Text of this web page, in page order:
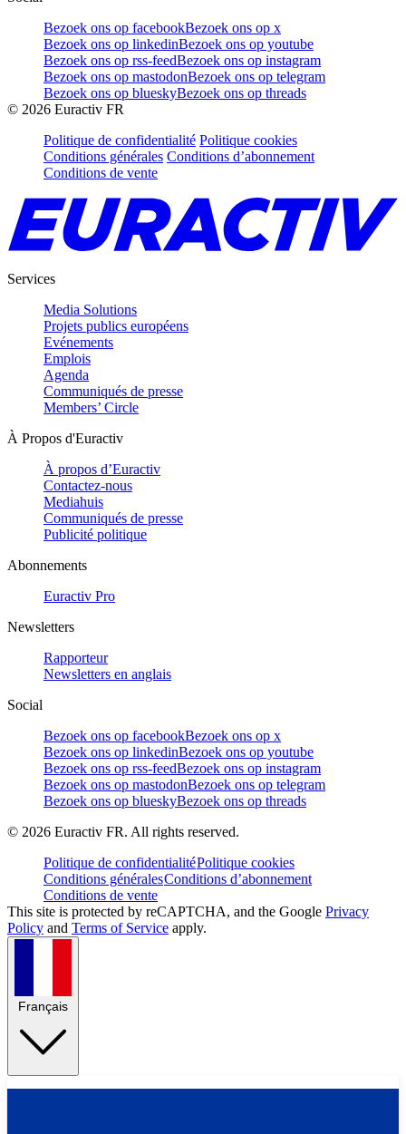
Bezoek ons op facebookBezoek ons op x
Bezoek ons op linkedinBezoek ons op youtube
Bezoek ons op rss-feedBezoek ons op instagram
Bezoek ons op mastodonBezoek ons op telegram
Bezoek ons op blueskyBezoek ons op threads
© 2026 Euractiv FR
Politique de confidentialité Politique cookies
Conditions générales Conditions d’abonnement
Conditions de vente
Services
Media Solutions
Projets publics européens
Evénements
Emplois
Agenda
Communiqués de presse
Members’ Circle
À Propos d'Euractiv
À propos d’Euractiv
Contactez-nous
Mediahuis
Communiqués de presse
Publicité politique
Abonnements
Euractiv Pro
Newsletters
Rapporteur
Newsletters en anglais
Social
Bezoek ons op facebookBezoek ons op x
Bezoek ons op linkedinBezoek ons op youtube
Bezoek ons op rss-feedBezoek ons op instagram
Bezoek ons op mastodonBezoek ons op telegram
Bezoek ons op blueskyBezoek ons op threads
© 2026 Euractiv FR. All rights reserved.
Politique de confidentialitéPolitique cookies
Conditions généralesConditions d’abonnement
Conditions de vente
This site is protected by reCAPTCHA, and the Google Privacy
Policy and Terms of Service apply.
Français